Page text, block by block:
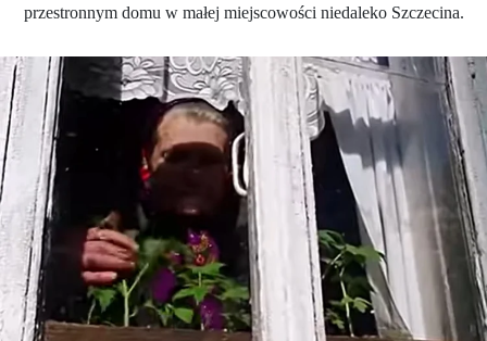
przestronnym domu w małej miejscowości niedaleko Szczecina.